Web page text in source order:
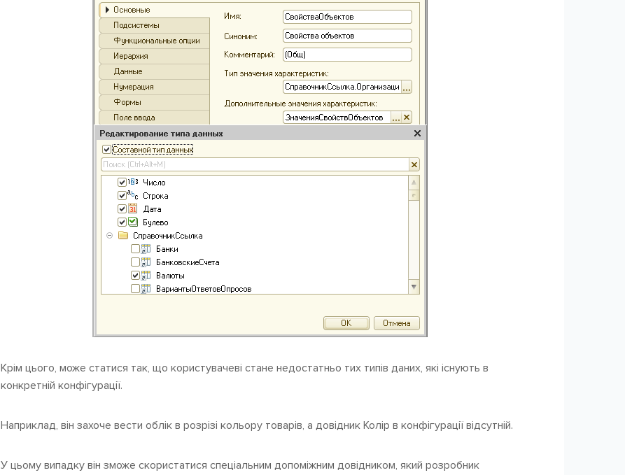
Крім цього, може статися так, що користувачеві стане недостатньо тих типів даних, які існують в
конкретній конфігурації.
Наприклад, він захоче вести облік в розрізі кольору товарів, а довідник Колір в конфігурації відсутній.
У цьому випадку він зможе скористатися спеціальним допоміжним довідником, який розробник